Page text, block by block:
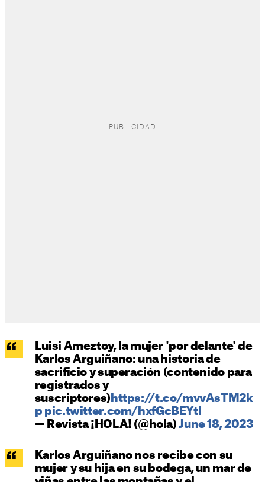
Luisi Ameztoy, la mujer 'por delante' de
Karlos Arguiñano: una historia de
sacrificio y superación (contenido para
registrados y
suscriptores) https://t.co/mvvAsTM2k
p pic.twitter.com/hxfGcBEYtl
— Revista ¡HOLA! (@hola)June 18, 2023
Karlos Arguiñano nos recibe con su
mujer y su hija en su bodega, un mar de